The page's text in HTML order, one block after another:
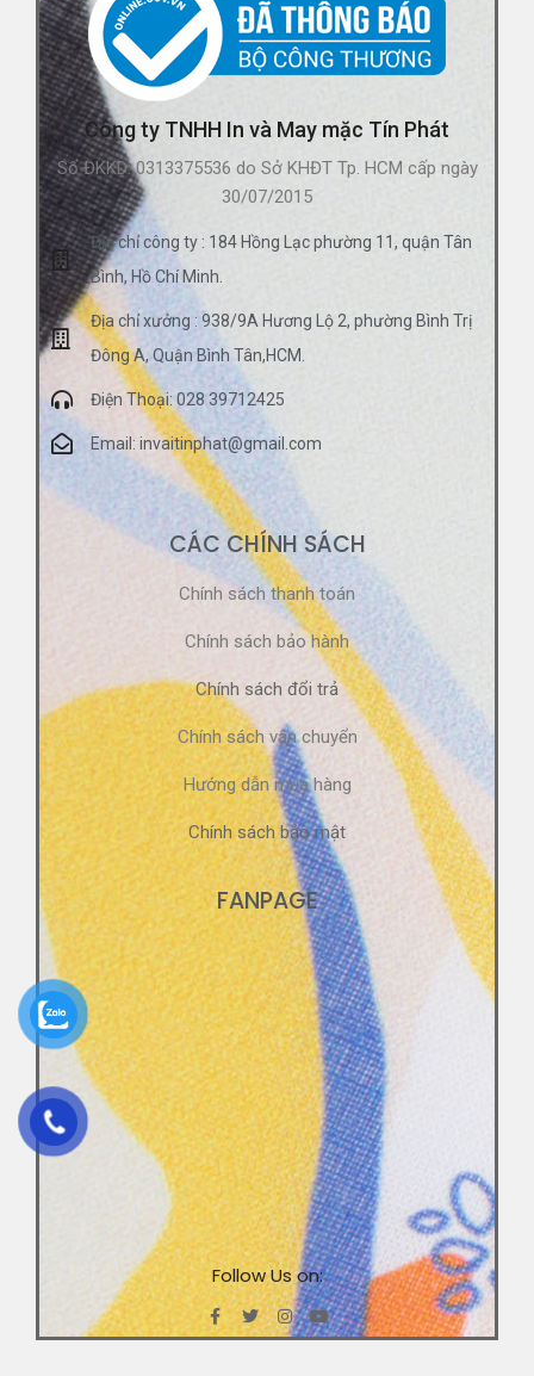
Công ty TNHH In và May mặc Tín Phát
Số ĐKKD: 0313375536 do Sở KHĐT Tp. HCM cấp ngày
30/07/2015
Địa chỉ công ty : 184 Hồng Lạc phường 11, quận Tân
Bình, Hồ Chí Minh.
Địa chỉ xưởng : 938/9A Hương Lộ 2, phường Bình Trị
Đông A, Quận Bình Tân,HCM.
Điện Thoại: 028 39712425
Email: invaitinphat@gmail.com
CÁC CHÍNH SÁCH
Chính sách thanh toán
Chính sách bảo hành
Chính sách đổi trả
Chính sách vận chuyển
Hướng dẫn mua hàng
Chính sách bảo mật
FANPAGE
Follow Us on: